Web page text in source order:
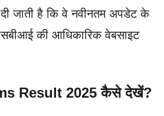
दी जाती है कि वे नवीनतम अपडेट के
की आधिकारिक वेबसाइट
Result 2025 कैसे देखें?